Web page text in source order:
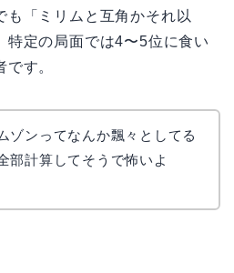
も「ミリムと互角かそれ以
特定の局面では4〜5位に食い
す。
ゾンってなんか飄々としてる
部計算してそうで怖いよ